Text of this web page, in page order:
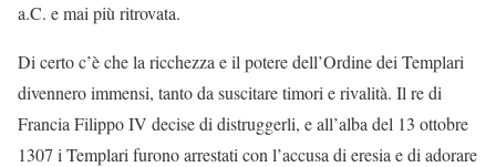
a.C. e mai più ritrovata.
Di certo c’è che la ricchezza e il potere dell’Ordine dei Templari
divennero immensi, tanto da suscitare timori e rivalità. Il re di
Francia Filippo IV decise di distruggerli, e all’alba del 13 ottobre
1307 i Templari furono arrestati con l’accusa di eresia e di adorare